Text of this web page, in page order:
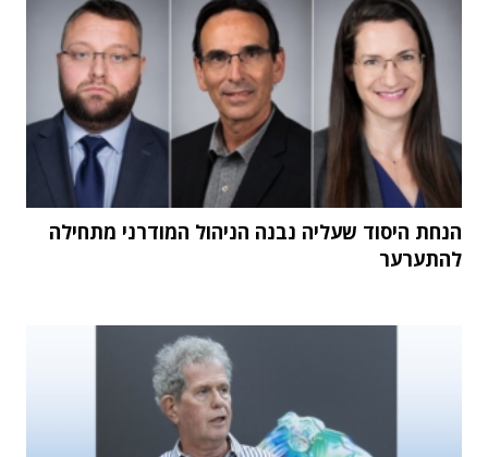
הנחת היסוד שעליה נבנה הניהול המודרני מתחילה
להתערער